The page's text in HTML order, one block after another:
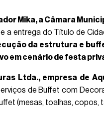
Mika, a Câmara
a entrega do Título de
da estrutura e
em cenário de festa
Ltda., empresa de
de Buffet com
(mesas, toalhas, copos,